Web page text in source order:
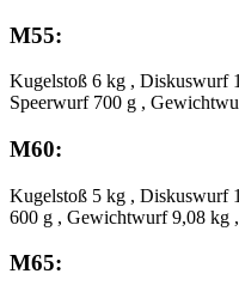
M55:
Kugelstoß 6 kg , Diskuswurf
Speerwurf 700 g ,
M60:
Kugelstoß 5 kg , Diskuswurf
600 g , Gewichtwurf 9,08 kg
M65: